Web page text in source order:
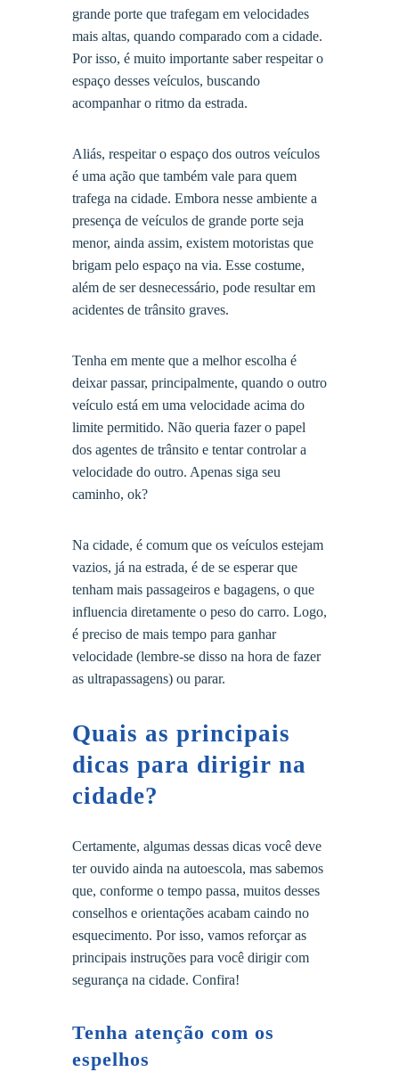
grande porte que trafegam em velocidades
mais altas, quando comparado com a cidade.
Por isso, é muito importante saber respeitar o
espaço desses veículos, buscando
acompanhar o ritmo da estrada.
Aliás, respeitar o espaço dos outros veículos
é uma ação que também vale para quem
trafega na cidade. Embora nesse ambiente a
presença de veículos de grande porte seja
menor, ainda assim, existem motoristas que
brigam pelo espaço na via. Esse costume,
além de ser desnecessário, pode resultar em
acidentes de trânsito graves.
Tenha em mente que a melhor escolha é
deixar passar, principalmente, quando o outro
veículo está em uma velocidade acima do
limite permitido. Não queria fazer o papel
dos agentes de trânsito e tentar controlar a
velocidade do outro. Apenas siga seu
caminho, ok?
Na cidade, é comum que os veículos estejam
vazios, já na estrada, é de se esperar que
tenham mais passageiros e bagagens, o que
influencia diretamente o peso do carro. Logo,
é preciso de mais tempo para ganhar
velocidade (lembre-se disso na hora de fazer
as ultrapassagens) ou parar.
Quais as principais
dicas para dirigir na
cidade?
Certamente, algumas dessas dicas você deve
ter ouvido ainda na autoescola, mas sabemos
que, conforme o tempo passa, muitos desses
conselhos e orientações acabam caindo no
esquecimento. Por isso, vamos reforçar as
principais instruções para você dirigir com
segurança na cidade. Confira!
Tenha atenção com os
espelhos